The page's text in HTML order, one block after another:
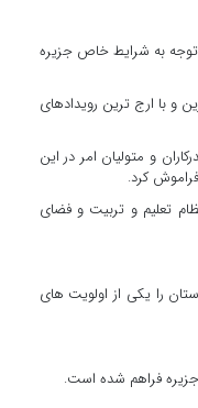
به شرایط خاص جزیره
و با ارج ترین رویدادهای
و متولیان امر در این
کرد.
تعلیم و تربیت و فضای
را یکی از اولویت های